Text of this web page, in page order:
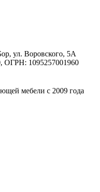
ул. Воровского, 5А
1095257001960
мебели с 2009 года